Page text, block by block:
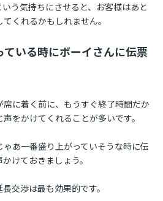
う気持ちにさせると、お客様はあと
くれるかもしれません。
いる時にボーイさんに伝票
に着く前に、もうすぐ終了時間だか
をかけてくれることが多いです。
あ一番盛り上がっていそうな時に伝
けておきましょう。
交渉は最も効果的です。